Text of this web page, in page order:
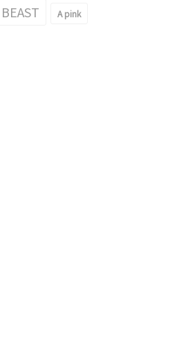
BEAST A pink